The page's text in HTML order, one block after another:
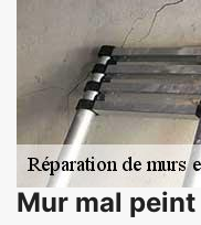
Mur mal peint